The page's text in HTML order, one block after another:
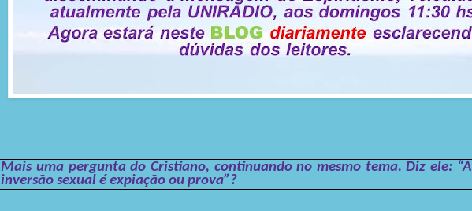
Mais uma pergunta do Cristiano, continuando no mesmo tema. Diz ele: “A
inversão sexual é expiação ou prova”?